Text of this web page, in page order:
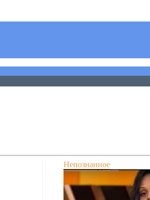
Непознанное